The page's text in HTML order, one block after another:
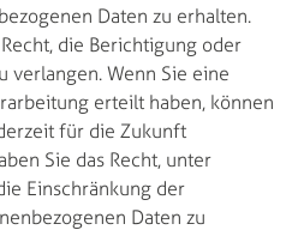
Daten zu erhalten.
die Berichtigung oder
verlangen. Wenn Sie eine
erteilt haben, können
für die Zukunft
Sie das Recht, unter
Einschränkung der
Daten zu